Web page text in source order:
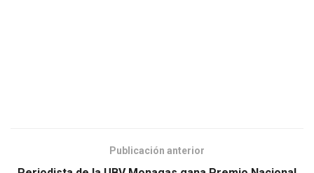
Publicación anterior